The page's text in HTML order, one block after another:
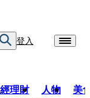
登入
理財 人物 美